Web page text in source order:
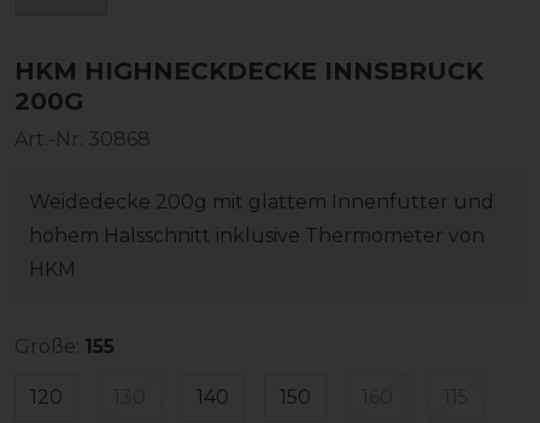
HKM HIGHNECKDECKE INNSBRUCK
200G
Art.-Nr: 30868
Weidedecke 200g mit glattem Innenfutter und
hohem Halsschnitt inklusive Thermometer von
HKM
Größe: 155
120 140 150